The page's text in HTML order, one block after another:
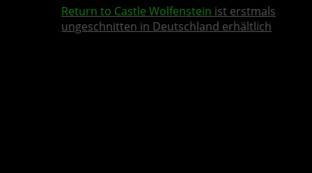
Return to Castle Wolfenstein ist erstmals
ungeschnitten in Deutschland erhältlich